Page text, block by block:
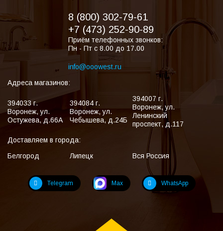
8 (800) 302-79-61
+7 (473) 252-90-89
Приём телефонных звонков:
Пн - Пт с 8.00 до 17.00
info@ooowest.ru
Адреса магазинов:
394033 г.
Воронеж,ул.
Остужева, д.66А
394084 г.
Воронеж,ул.
Чебышева, д.24Б
394007 г.
Воронеж,ул.
Ленинский
проспект, д.117
Доставляем в города:
Белгород
Липецк Вся Россия
Telegram Max WhatsApp